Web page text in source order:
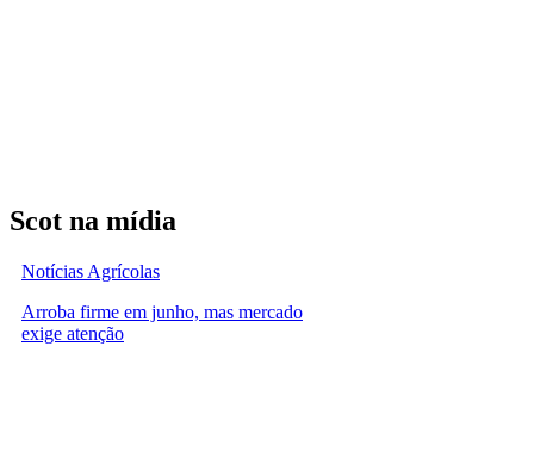
Scot na mídia
Notícias Agrícolas
Arroba firme em junho, mas mercado
exige atenção